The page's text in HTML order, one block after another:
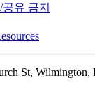
유 금지
St, Wilmington,